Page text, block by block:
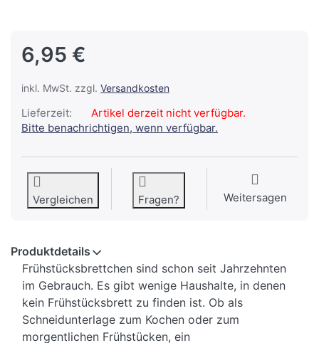
6,95 €
inkl. MwSt. zzgl. Versandkosten
Lieferzeit:
Artikel derzeit nicht verfügbar.
Bitte benachrichtigen, wenn verfügbar.
Vergleichen Fragen? Weitersagen
Produktdetails
Frühstücksbrettchen sind schon seit Jahrzehnten
im Gebrauch. Es gibt wenige Haushalte, in denen
kein Frühstücksbrett zu finden ist. Ob als
Schneidunterlage zum Kochen oder zum
morgentlichen Frühstücken, ein